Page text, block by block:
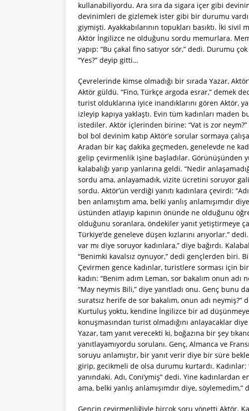
kullanabiliyordu. Ara sıra da sigara içer gibi
devinimleri de gizlemek ister gibi bir durumu
giymişti. Ayakkabılarının topukları basıktı. İki
Aktör İngilizce ne olduğunu sordu memurlara.
yapıp: “Bu çakal fino satıyor sör,” dedi. Durumu
“Yes?” deyip gitti…
Çevrelerinde kimse olmadığı bir sırada Yazar,
Aktör güldü. “Fino, Türkçe argoda esrar,” demek
turist olduklarına iyice inandıklarını gören Aktör,
izleyip kapıya yaklaştı. Evin tüm kadınları maden
istediler. Aktör içlerinden birine: “Vat is zor
bol bol devinim katıp Aktör’e sorular sormaya
Aradan bir kaç dakika geçmeden, genelevde ne
gelip çevirmenlik işine başladılar. Görünüşünden
kalabalığı yarıp yanlarına geldi. “Nedir
sordu ama, anlayamadık, vizite ücretini soruyor
sordu. Aktör’ün verdiği yanıtı kadınlara çevirdi:
ben anlamıştım ama, belki yanlış anlamışımdır
üstünden atlayıp kapının önünde ne olduğunu
olduğunu soranlara, öndekiler yanıt yetiştirmeye
Türkiye’de geneleve düşen kızlarını arıyorlar.”
var mı diye soruyor kadınlara,” diye bağırdı.
“Benimki kavalsız oynuyor,” dedi gençlerden biri.
Çevirmen gence kadınlar, turistlere sorması için
kadın: “Benim adım Leman, sor bakalım onun
“May neymis Bili,” diye yanıtladı onu. Genç bunu
suratsız herife de sor bakalım, onun adı neymiş?”
Kurtuluş yoktu, kendine İngilizce bir ad
konuşmasından turist olmadığını anlayacaklar
Yazar, tam yanıt verecekti ki, boğazına bir şey
yanıtlayamıyordu sorulanı. Genç, Almanca ve
soruyu anlamıştır, bir yanıt verir diye bir süre
girip, gecikmeli de olsa durumu kurtardı. Kadınlar:
yanındaki. Adı, Coni’ymiş” dedi. Yine kadınlardan
ama, belki yanlış anlamışımdır diye, söylemedim,”
Gencin çevirmenliğiyle birçok soru yönetti Aktör.